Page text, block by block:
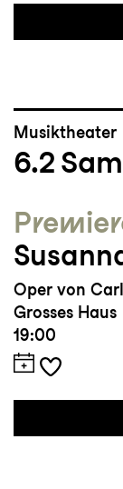
Musiktheater
6.2
Oper von
Grosses Haus
19:00